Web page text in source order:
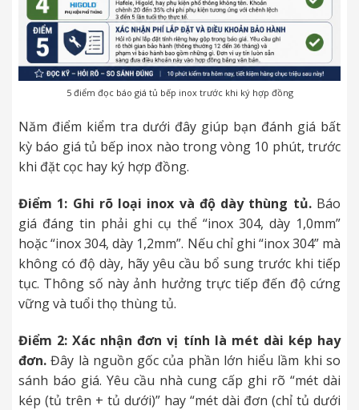
5 điểm đọc báo giá tủ bếp inox trước khi ký hợp đồng
Năm điểm kiểm tra dưới đây giúp bạn đánh giá bất
kỳ báo giá tủ bếp inox nào trong vòng 10 phút, trước
khi đặt cọc hay ký hợp đồng.
Điểm 1: Ghi rõ loại inox và độ dày thùng tủ.Báo
giá đáng tin phải ghi cụ thể “inox 304, dày 1,0mm”
hoặc “inox 304, dày 1,2mm”. Nếu chỉ ghi “inox 304” mà
không có độ dày, hãy yêu cầu bổ sung trước khi tiếp
tục. Thông số này ảnh hưởng trực tiếp đến độ cứng
vững và tuổi thọ thùng tủ.
Điểm 2: Xác nhận đơn vị tính là mét dài kép hay
đơn. Đây là nguồn gốc của phần lớn hiểu lầm khi so
sánh báo giá. Yêu cầu nhà cung cấp ghi rõ “mét dài
kép (tủ trên + tủ dưới)” hay “mét dài đơn (chỉ tủ dưới